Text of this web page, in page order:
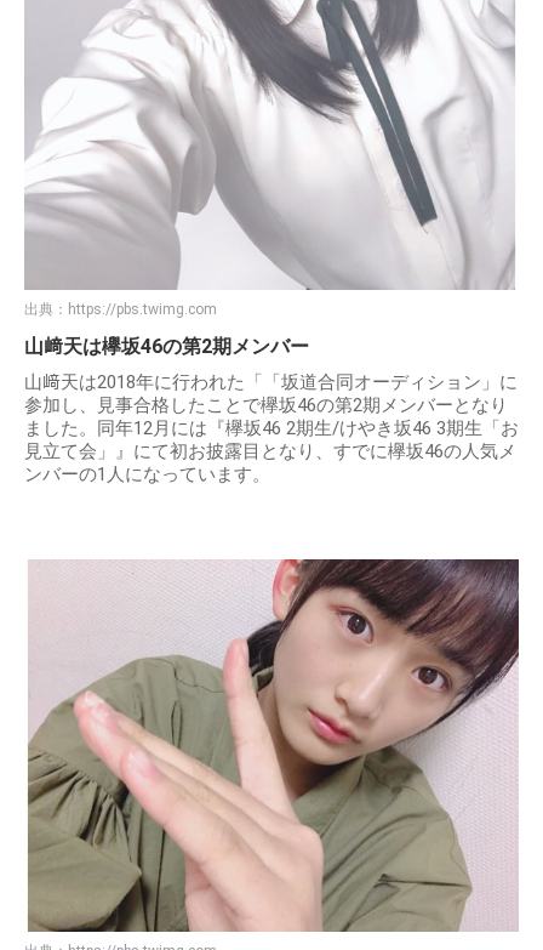
出典： https://pbs.twimg.com
山﨑天は欅坂46の第2期メンバー
山﨑天は2018年に行われた「「坂道合同オーディション」に
参加し、見事合格したことで欅坂46の第2期メンバーとなり
ました。同年12月には『欅坂46 2期生/けやき坂46 3期生「お
見立て会」』にて初お披露目となり、すでに欅坂46の人気メ
ンバーの1人になっています。